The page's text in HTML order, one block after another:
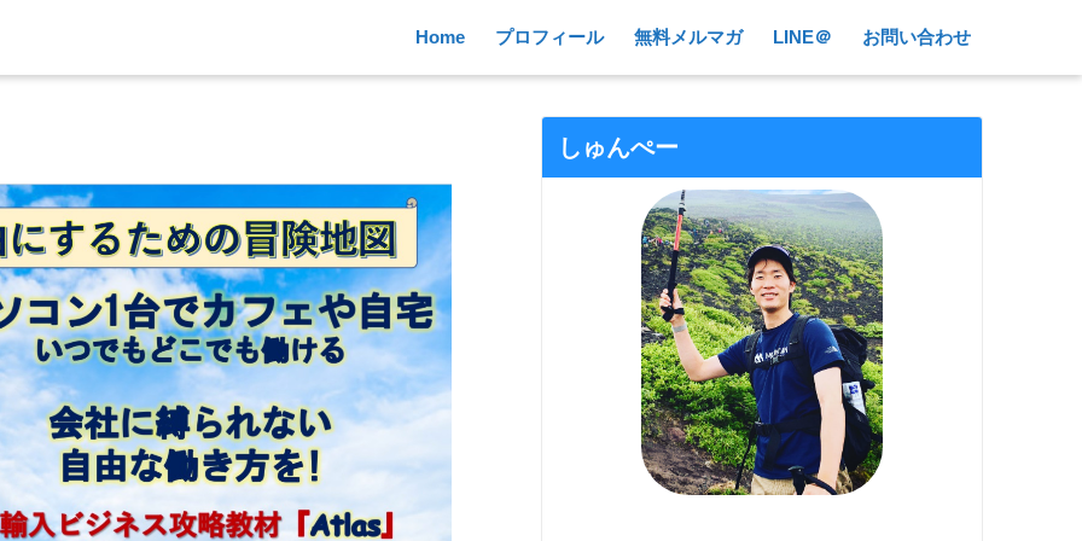
Home プロフィール 無料メルマガ LINE＠ お問い合わせ
しゅんぺー